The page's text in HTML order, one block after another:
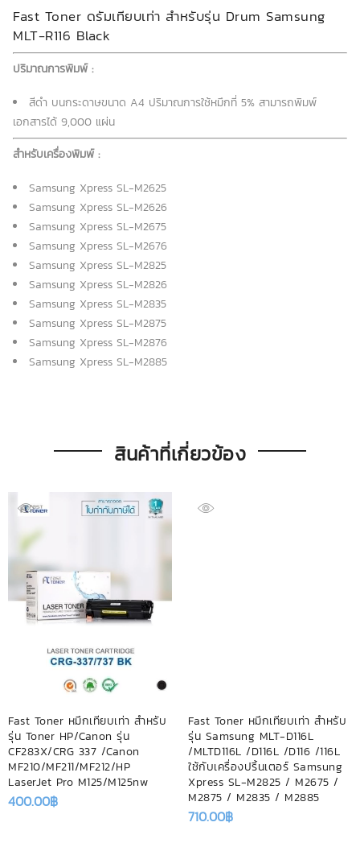
Fast Toner ดรัมเทียบเท่า สำหรับรุ่น Drum Samsung
MLT-R116 Black
ปริมาณการพิมพ์ :
สีดำ บนกระดาษขนาด A4 ปริมาณการใช้หมึกที่ 5% สามารถพิมพ์
เอกสารได้ 9,000 แผ่น
สำหรับเครื่องพิมพ์ :
Samsung Xpress SL-M2625
Samsung Xpress SL-M2626
Samsung Xpress SL-M2675
Samsung Xpress SL-M2676
Samsung Xpress SL-M2825
Samsung Xpress SL-M2826
Samsung Xpress SL-M2835
Samsung Xpress SL-M2875
Samsung Xpress SL-M2876
Samsung Xpress SL-M2885
สินค้าที่เกี่ยวข้อง
Fast Toner หมึกเทียบเท่า สำหรับ
รุ่น Toner HP/Canon รุ่น
CF283X/CRG 337 /Canon
MF210/MF211/MF212/HP
LaserJet Pro M125/M125nw
400.00฿
Fast Toner หมึกเทียบเท่า สำหรับ
รุ่น Samsung MLT-D116L
/MLTD116L /D116L /D116 /116L
ใช้กับเครื่องปริ้นเตอร์ Samsung
Xpress SL-M2825 / M2675 /
M2875 / M2835 / M2885
710.00฿